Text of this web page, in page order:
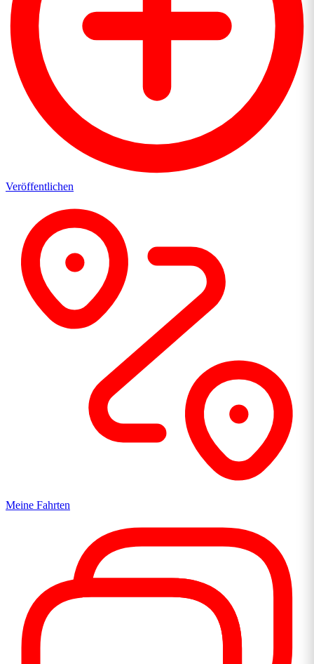
Veröffentlichen
Meine Fahrten